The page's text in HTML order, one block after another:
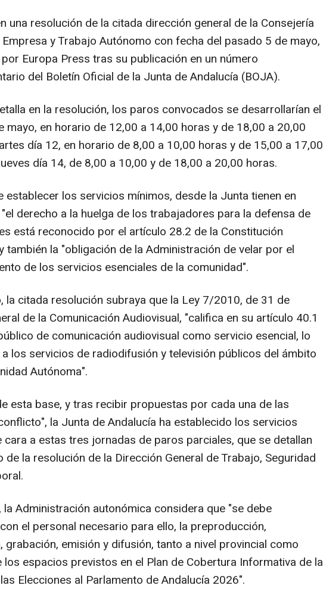
una resolución de la citada dirección general de la Consejería
y Trabajo Autónomo con fecha del pasado 5 de mayo,
Europa Press tras su publicación en un número
del Boletín Oficial de la Junta de Andalucía (BOJA).
en la resolución, los paros convocados se desarrollarían el
mayo, en horario de 12,00 a 14,00 horas y de 18,00 a 20,00
día 12, en horario de 8,00 a 10,00 horas y de 15,00 a 17,00
día 14, de 8,00 a 10,00 y de 18,00 a 20,00 horas.
establecer los servicios mínimos, desde la Junta tienen en
derecho a la huelga de los trabajadores para la defensa de
está reconocido por el artículo 28.2 de la Constitución
también la "obligación de la Administración de velar por el
de los servicios esenciales de la comunidad".
la citada resolución subraya que la Ley 7/2010, de 31 de
de la Comunicación Audiovisual, "califica en su artículo 40.1
de comunicación audiovisual como servicio esencial, lo
a los servicios de radiodifusión y televisión públicos del ámbito
Autónoma".
esta base, y tras recibir propuestas por cada una de las
la Junta de Andalucía ha establecido los servicios
cara a estas tres jornadas de paros parciales, que se detallan
de la resolución de la Dirección General de Trabajo, Seguridad
la Administración autonómica considera que "se debe
el personal necesario para ello, la preproducción,
grabación, emisión y difusión, tanto a nivel provincial como
los espacios previstos en el Plan de Cobertura Informativa de la
Elecciones al Parlamento de Andalucía 2026".